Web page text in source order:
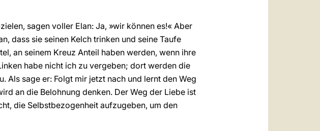
sagen voller Elan: Ja, »wir können es!« Aber
dass sie seinen Kelch trinken und seine Taufe
an seinem Kreuz Anteil haben werden, wenn ihre
habe nicht ich zu vergeben; dort werden die
Als sage er: Folgt mir jetzt nach und lernt den Weg
an die Belohnung denken. Der Weg der Liebe ist
die Selbstbezogenheit aufzugeben, um den